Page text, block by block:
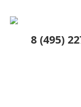
8 (495)